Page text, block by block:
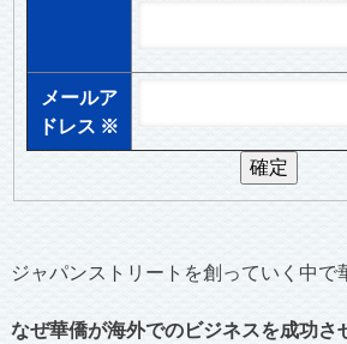
メールア
ドレス ※
ジャパンストリートを創っていく中で
なぜ華僑が海外でのビジネスを成功さ